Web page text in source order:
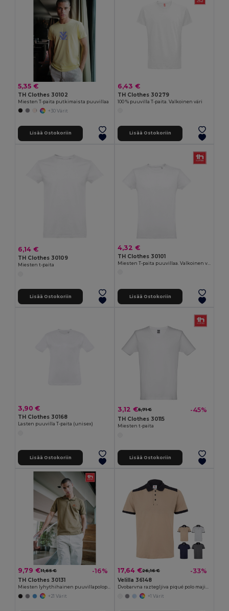
5,35 €
TH Clothes 30102
Miesten T-paita putkimaista puuvillaa
+30 Värit
Lisää Ostokoriin
6,43 €
TH Clothes 30279
100 % puuvilla T-paita. Valkoinen väri
Lisää Ostokoriin
6,14 €
TH Clothes 30109
Miesten t-paita
Lisää Ostokoriin
4,32 €
TH Clothes 30101
Lisää Ostokoriin
3,90 €
TH Clothes 30168
Lasten puuvilla T-paita (unisex)
Lisää Ostokoriin
3,12 €5,71 € -45%
TH Clothes 30115
Miesten t-paita
Lisää Ostokoriin
9,79 €11,65 € -16%
TH Clothes 30131
Miesten lyhythihainen puuvillapolopaita
+21 Värit
17,64 €26,16 € -33%
Velilla 36148
Dvobarvna raztegljiva piqué polo majica (200 g/m²) s kratkimi rokavi, iz poliestra (96 %) in elastana (4 %)
+1 Värit